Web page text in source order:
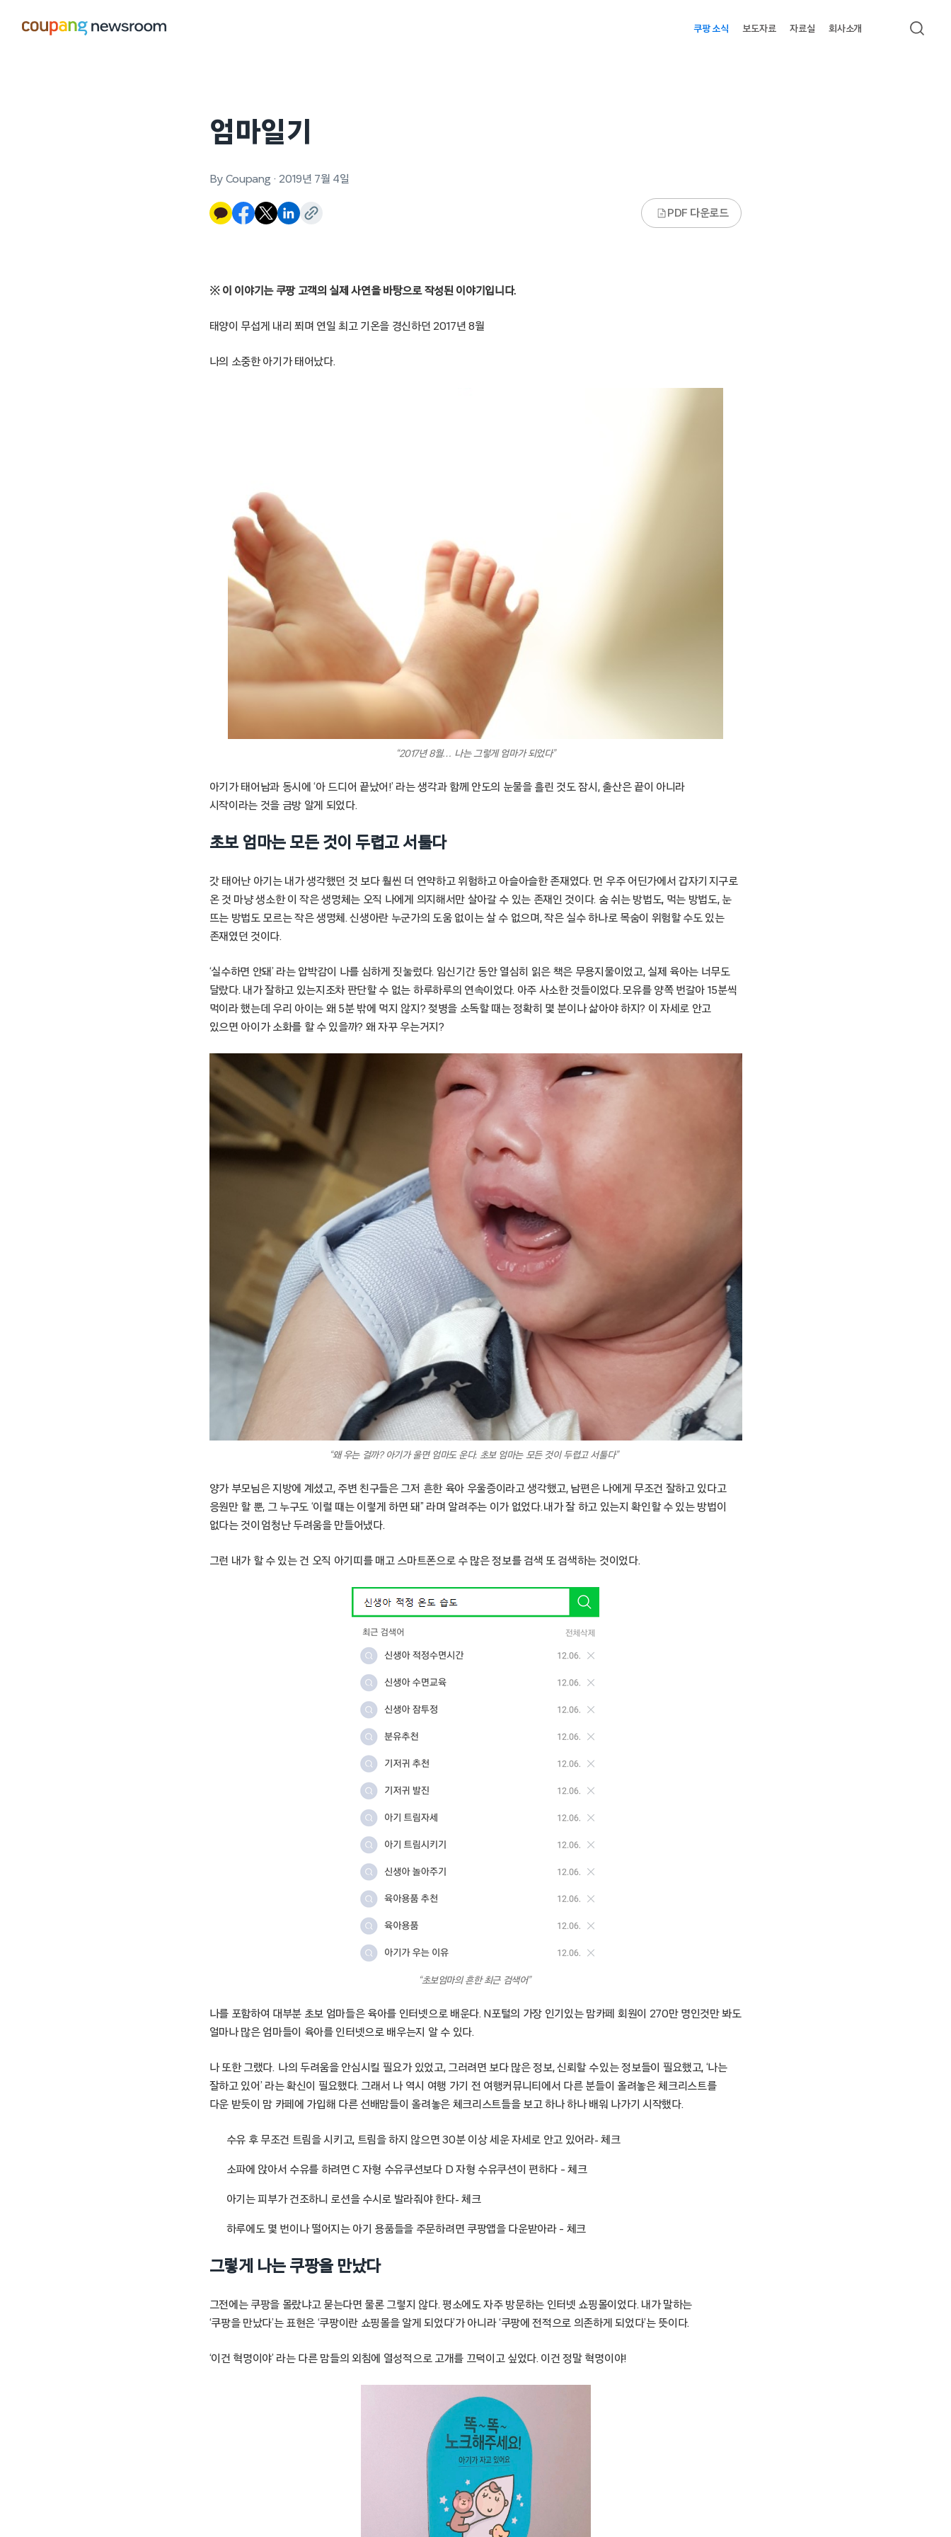
쿠팡 소식 보도자료 자료실 회사소개 검색
엄마일기
By Coupang · 2019년 7월 4일
PDF 다운로드
※ 이 이야기는 쿠팡 고객의 실제 사연을 바탕으로 작성된 이야기입니다.
태양이 무섭게 내리 쬐며 연일 최고 기온을 경신하던 2017년 8월
나의 소중한 아기가 태어났다.
“2017년 8월… 나는 그렇게 엄마가 되었다”
아기가 태어남과 동시에 ‘아 드디어 끝났어!’ 라는 생각과 함께 안도의 눈물을 흘린 것도 잠시, 출산은 끝이 아니라
시작이라는 것을 금방 알게 되었다.
초보 엄마는 모든 것이 두렵고 서툴다
갓 태어난 아기는 내가 생각했던 것 보다 훨씬 더 연약하고 위험하고 아슬아슬한 존재였다. 먼 우주 어딘가에서 갑자기 지구로
온 것 마냥 생소한 이 작은 생명체는 오직 나에게 의지해서만 살아갈 수 있는 존재인 것이다. 숨 쉬는 방법도, 먹는 방법도, 눈
뜨는 방법도 모르는 작은 생명체. 신생아란 누군가의 도움 없이는 살 수 없으며, 작은 실수 하나로 목숨이 위험할 수도 있는
존재였던 것이다.
‘실수하면 안돼’ 라는 압박감이 나를 심하게 짓눌렀다. 임신기간 동안 열심히 읽은 책은 무용지물이었고, 실제 육아는 너무도
달랐다. 내가 잘하고 있는지조차 판단할 수 없는 하루하루의 연속이었다. 아주 사소한 것들이었다. 모유를 양쪽 번갈아 15분씩
먹이라 했는데 우리 아이는 왜 5분 밖에 먹지 않지? 젖병을 소독할 때는 정확히 몇 분이나 삶아야 하지? 이 자세로 안고
있으면 아이가 소화를 할 수 있을까? 왜 자꾸 우는거지?
“왜 우는 걸까? 아기가 울면 엄마도 운다. 초보 엄마는 모든 것이 두렵고 서툴다”
양가 부모님은 지방에 계셨고, 주변 친구들은 그저 흔한 육아 우울증이라고 생각했고, 남편은 나에게 무조건 잘하고 있다고
응원만 할 뿐, 그 누구도 ‘이럴 때는 이렇게 하면 돼” 라며 알려주는 이가 없었다. 내가 잘 하고 있는지 확인할 수 있는 방법이
없다는 것이 엄청난 두려움을 만들어냈다.
그런 내가 할 수 있는 건 오직 아기띠를 매고 스마트폰으로 수 많은 정보를 검색 또 검색하는 것이었다.
“초보엄마의 흔한 최근 검색어”
나를 포함하여 대부분 초보 엄마들은 육아를 인터넷으로 배운다. N포털의 가장 인기있는 맘카페 회원이 270만 명인것만 봐도
얼마나 많은 엄마들이 육아를 인터넷으로 배우는지 알 수 있다.
나 또한 그랬다. 나의 두려움을 안심시킬 필요가 있었고, 그러려면 보다 많은 정보, 신뢰할 수 있는 정보들이 필요했고, ‘나는
잘하고 있어’ 라는 확신이 필요했다. 그래서 나 역시 여행 가기 전 여행커뮤니티에서 다른 분들이 올려놓은 체크리스트를
다운 받듯이 맘 카페에 가입해 다른 선배맘들이 올려놓은 체크리스트들을 보고 하나 하나 배워 나가기 시작했다.
수유 후 무조건 트림을 시키고, 트림을 하지 않으면 30분 이상 세운 자세로 안고 있어라- 체크
소파에 앉아서 수유를 하려면 C 자형 수유쿠션보다 D 자형 수유쿠션이 편하다 – 체크
아기는 피부가 건조하니 로션을 수시로 발라줘야 한다- 체크
하루에도 몇 번이나 떨어지는 아기 용품들을 주문하려면 쿠팡앱을 다운받아라 – 체크
그렇게 나는 쿠팡을 만났다
그전에는 쿠팡을 몰랐냐고 묻는다면 물론 그렇지 않다. 평소에도 자주 방문하는 인터넷 쇼핑몰이었다. 내가 말하는
‘쿠팡을 만났다’는 표현은 ‘쿠팡이란 쇼핑몰을 알게 되었다’가 아니라 ‘쿠팡에 전적으로 의존하게 되었다’는 뜻이다.
‘이건 혁명이야’ 라는 다른 맘들의 외침에 열성적으로 고개를 끄덕이고 싶었다. 이건 정말 혁명이야!